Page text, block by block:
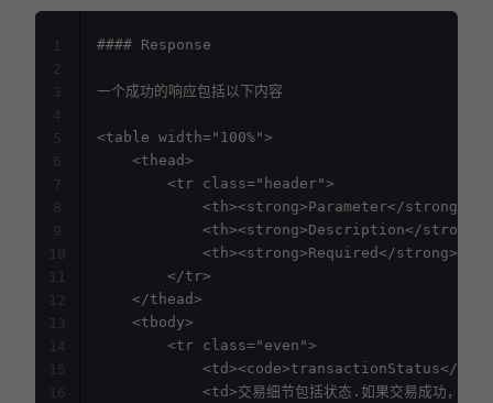
#### Response
一个成功的响应包括以下内容
<table width="100%">
1
2
3
4
5
6
7
8
9
10
11
12
13
14
15
16